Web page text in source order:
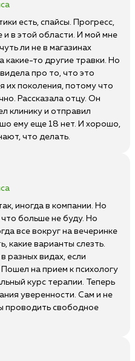
есть, спайсы. Прогресс,
и в этой области. И мой мне
ли не в магазинах
какие-то другие травки. Но
про то, что это
их поколения, потому что
Рассказала отцу. Он
клинику и отправил
ему еще 18 нет. И хорошо,
что делать.
иногда в компании. Но
больше не буду. Но
все вокруг на вечеринке
какие варианты слезть.
разных видах, если
на прием к психологу
курс терапии. Теперь
уверенности. Сам и не
проводить свободное